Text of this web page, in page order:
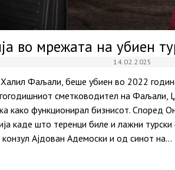
во мрежата на убиен
14.02.2025
Фаљали, беше убиен во 2022
сметководител на Фаљали,
како функционирал бизнисот. Според
каде што теренци биле и лажни
конзул Ајдован Адемоски и од синот на…